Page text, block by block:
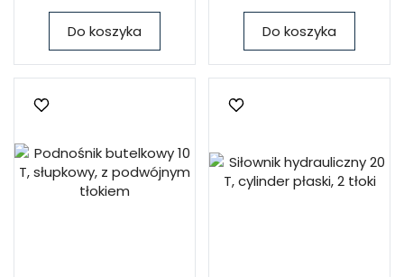
Do koszyka Do koszyka